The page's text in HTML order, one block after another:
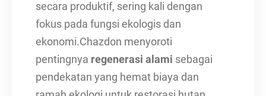
secara produktif, sering kali dengan
fokus pada fungsi ekologis dan
ekonomi.Chazdon menyoroti
pentingnya regenerasi alami sebagai
pendekatan yang hemat biaya dan